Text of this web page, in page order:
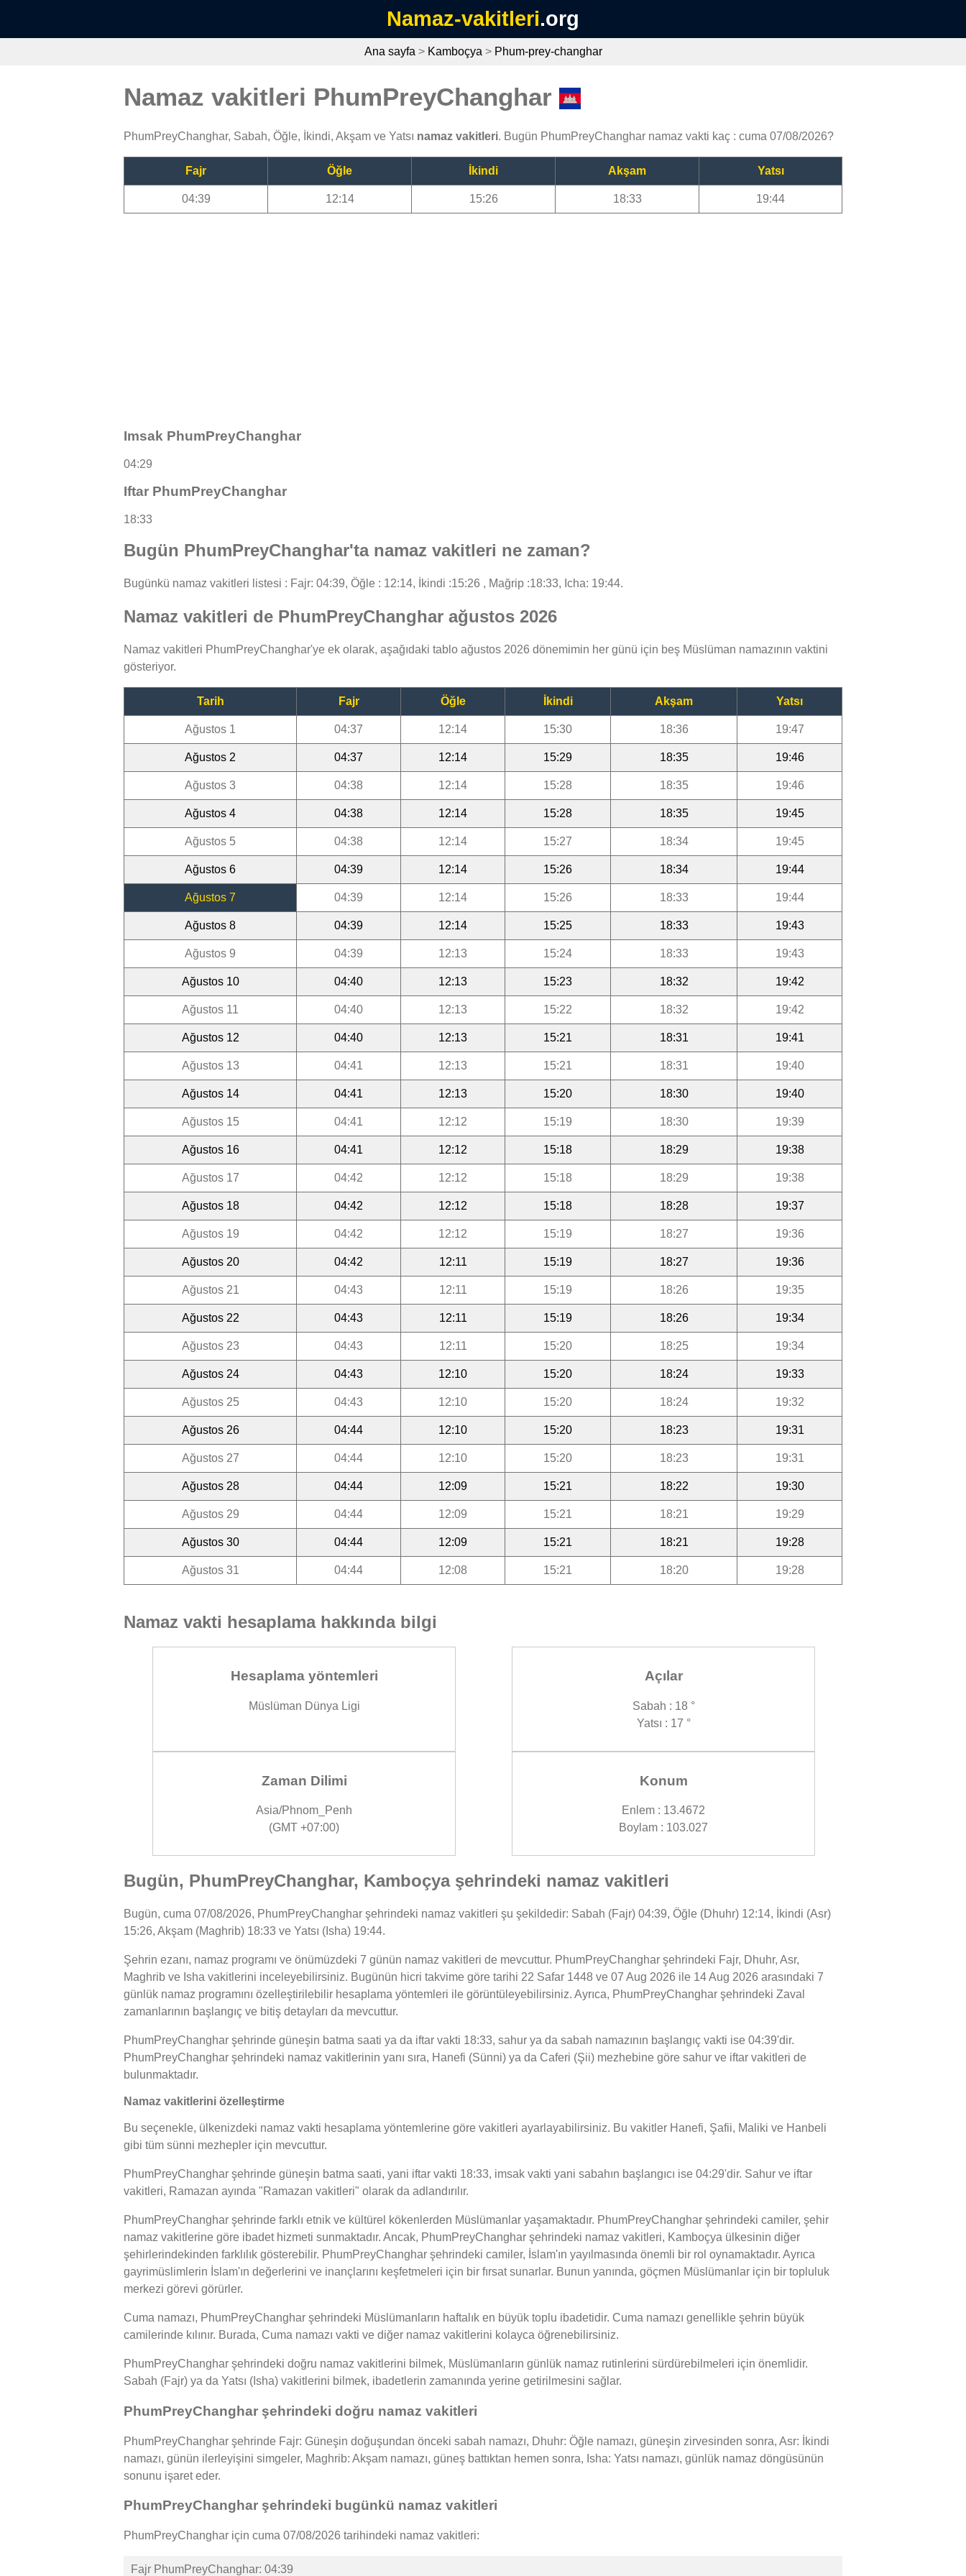
Namaz-vakitleri.org
Ana sayfa > Kamboçya > Phum-prey-changhar
Namaz vakitleri PhumPreyChanghar
PhumPreyChanghar, Sabah, Öğle, İkindi, Akşam ve Yatsı namaz vakitleri. Bugün PhumPreyChanghar namaz vakti kaç : cuma 07/08/2026?
Fajr Öğle İkindi Akşam Yatsı
04:39 12:14 15:26 18:33 19:44
Imsak PhumPreyChanghar
04:29
Iftar PhumPreyChanghar
18:33
Bugün PhumPreyChanghar'ta namaz vakitleri ne zaman?
Bugünkü namaz vakitleri listesi : Fajr: 04:39, Öğle : 12:14, İkindi :15:26 , Mağrip :18:33, Icha: 19:44.
Namaz vakitleri de PhumPreyChanghar ağustos 2026
Namaz vakitleri PhumPreyChanghar'ye ek olarak, aşağıdaki tablo ağustos 2026 dönemimin her günü için beş Müslüman namazının vaktini
gösteriyor.
Tarih Fajr Öğle İkindi Akşam Yatsı
Ağustos 1 04:37 12:14 15:30 18:36 19:47
Ağustos 2 04:37 12:14 15:29 18:35 19:46
Ağustos 3 04:38 12:14 15:28 18:35 19:46
Ağustos 4 04:38 12:14 15:28 18:35 19:45
Ağustos 5 04:38 12:14 15:27 18:34 19:45
Ağustos 6 04:39 12:14 15:26 18:34 19:44
Ağustos 7 04:39 12:14 15:26 18:33 19:44
Ağustos 8 04:39 12:14 15:25 18:33 19:43
Ağustos 9 04:39 12:13 15:24 18:33 19:43
Ağustos 10 04:40 12:13 15:23 18:32 19:42
Ağustos 11 04:40 12:13 15:22 18:32 19:42
Ağustos 12 04:40 12:13 15:21 18:31 19:41
Ağustos 13 04:41 12:13 15:21 18:31 19:40
Ağustos 14 04:41 12:13 15:20 18:30 19:40
Ağustos 15 04:41 12:12 15:19 18:30 19:39
Ağustos 16 04:41 12:12 15:18 18:29 19:38
Ağustos 17 04:42 12:12 15:18 18:29 19:38
Ağustos 18 04:42 12:12 15:18 18:28 19:37
Ağustos 19 04:42 12:12 15:19 18:27 19:36
Ağustos 20 04:42 12:11 15:19 18:27 19:36
Ağustos 21 04:43 12:11 15:19 18:26 19:35
Ağustos 22 04:43 12:11 15:19 18:26 19:34
Ağustos 23 04:43 12:11 15:20 18:25 19:34
Ağustos 24 04:43 12:10 15:20 18:24 19:33
Ağustos 25 04:43 12:10 15:20 18:24 19:32
Ağustos 26 04:44 12:10 15:20 18:23 19:31
Ağustos 27 04:44 12:10 15:20 18:23 19:31
Ağustos 28 04:44 12:09 15:21 18:22 19:30
Ağustos 29 04:44 12:09 15:21 18:21 19:29
Ağustos 30 04:44 12:09 15:21 18:21 19:28
Ağustos 31 04:44 12:08 15:21 18:20 19:28
Namaz vakti hesaplama hakkında bilgi
Hesaplama yöntemleri
Müslüman Dünya Ligi
Açılar
Sabah : 18 °
Yatsı : 17 °
Zaman Dilimi
Asia/Phnom_Penh
(GMT +07:00)
Konum
Enlem : 13.4672
Boylam : 103.027
Bugün, PhumPreyChanghar, Kamboçya şehrindeki namaz vakitleri
Bugün, cuma 07/08/2026, PhumPreyChanghar şehrindeki namaz vakitleri şu şekildedir: Sabah (Fajr) 04:39, Öğle (Dhuhr) 12:14, İkindi (Asr)
15:26, Akşam (Maghrib) 18:33 ve Yatsı (Isha) 19:44.
Şehrin ezanı, namaz programı ve önümüzdeki 7 günün namaz vakitleri de mevcuttur. PhumPreyChanghar şehrindeki Fajr, Dhuhr, Asr,
Maghrib ve Isha vakitlerini inceleyebilirsiniz. Bugünün hicri takvime göre tarihi 22 Safar 1448 ve 07 Aug 2026 ile 14 Aug 2026 arasındaki 7
günlük namaz programını özelleştirilebilir hesaplama yöntemleri ile görüntüleyebilirsiniz. Ayrıca, PhumPreyChanghar şehrindeki Zaval
zamanlarının başlangıç ve bitiş detayları da mevcuttur.
PhumPreyChanghar şehrinde güneşin batma saati ya da iftar vakti 18:33, sahur ya da sabah namazının başlangıç vakti ise 04:39'dir.
PhumPreyChanghar şehrindeki namaz vakitlerinin yanı sıra, Hanefi (Sünni) ya da Caferi (Şii) mezhebine göre sahur ve iftar vakitleri de
bulunmaktadır.
Namaz vakitlerini özelleştirme
Bu seçenekle, ülkenizdeki namaz vakti hesaplama yöntemlerine göre vakitleri ayarlayabilirsiniz. Bu vakitler Hanefi, Şafii, Maliki ve Hanbeli
gibi tüm sünni mezhepler için mevcuttur.
PhumPreyChanghar şehrinde güneşin batma saati, yani iftar vakti 18:33, imsak vakti yani sabahın başlangıcı ise 04:29'dir. Sahur ve iftar
vakitleri, Ramazan ayında "Ramazan vakitleri" olarak da adlandırılır.
PhumPreyChanghar şehrinde farklı etnik ve kültürel kökenlerden Müslümanlar yaşamaktadır. PhumPreyChanghar şehrindeki camiler, şehir
namaz vakitlerine göre ibadet hizmeti sunmaktadır. Ancak, PhumPreyChanghar şehrindeki namaz vakitleri, Kamboçya ülkesinin diğer
şehirlerindekinden farklılık gösterebilir. PhumPreyChanghar şehrindeki camiler, İslam'ın yayılmasında önemli bir rol oynamaktadır. Ayrıca
gayrimüslimlerin İslam'ın değerlerini ve inançlarını keşfetmeleri için bir fırsat sunarlar. Bunun yanında, göçmen Müslümanlar için bir topluluk
merkezi görevi görürler.
Cuma namazı, PhumPreyChanghar şehrindeki Müslümanların haftalık en büyük toplu ibadetidir. Cuma namazı genellikle şehrin büyük
camilerinde kılınır. Burada, Cuma namazı vakti ve diğer namaz vakitlerini kolayca öğrenebilirsiniz.
PhumPreyChanghar şehrindeki doğru namaz vakitlerini bilmek, Müslümanların günlük namaz rutinlerini sürdürebilmeleri için önemlidir.
Sabah (Fajr) ya da Yatsı (Isha) vakitlerini bilmek, ibadetlerin zamanında yerine getirilmesini sağlar.
PhumPreyChanghar şehrindeki doğru namaz vakitleri
PhumPreyChanghar şehrinde Fajr: Güneşin doğuşundan önceki sabah namazı, Dhuhr: Öğle namazı, güneşin zirvesinden sonra, Asr: İkindi
namazı, günün ilerleyişini simgeler, Maghrib: Akşam namazı, güneş battıktan hemen sonra, Isha: Yatsı namazı, günlük namaz döngüsünün
sonunu işaret eder.
PhumPreyChanghar şehrindeki bugünkü namaz vakitleri
PhumPreyChanghar için cuma 07/08/2026 tarihindeki namaz vakitleri:
Fajr PhumPreyChanghar: 04:39